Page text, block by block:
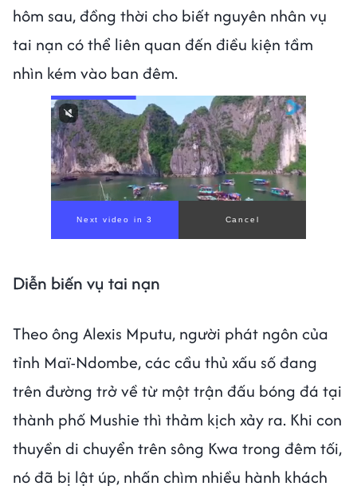
hôm sau, đồng thời cho biết nguyên nhân vụ
tai nạn có thể liên quan đến điều kiện tầm
nhìn kém vào ban đêm.
Next video in 1 Cancel
Diễn biến vụ tai nạn
Theo ông Alexis Mputu, người phát ngôn của
tỉnh Maï-Ndombe, các cầu thủ xấu số đang
trên đường trở về từ một trận đấu bóng đá tại
thành phố Mushie thì thảm kịch xảy ra. Khi con
thuyền di chuyển trên sông Kwa trong đêm tối,
nó đã bị lật úp, nhấn chìm nhiều hành khách